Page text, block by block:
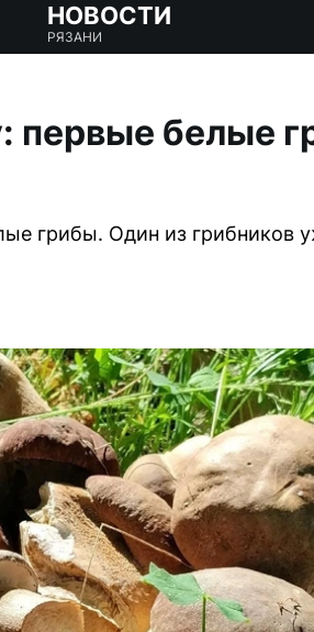
НОВОСТИ
РЯЗАНИ
первые белые
грибы. Один из грибников